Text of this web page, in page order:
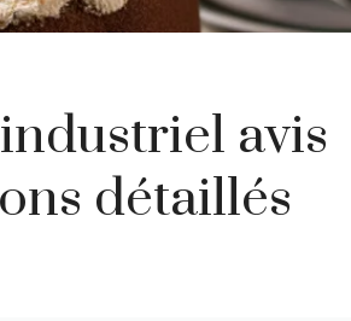
avis
détaillés